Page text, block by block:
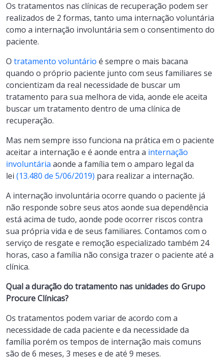
Os tratamentos nas clínicas de recuperação podem ser
realizados de 2 formas, tanto uma internação voluntária
como a internação involuntária sem o consentimento do
paciente.
O tratamento voluntário é sempre o mais bacana
quando o próprio paciente junto com seus familiares se
concientizam da real necessidade de buscar um
tratamento para sua melhora de vida, aonde ele aceita
buscar um tratamento dentro de uma clínica de
recuperação.
Mas nem sempre isso funciona na prática em o paciente
aceitar a internação e é aonde entra a internação
involuntária aonde a família tem o amparo legal da
lei (13.480 de 5/06/2019) para realizar a internação.
A internação involuntária ocorre quando o paciente já
não responde sobre seus atos aonde sua dependência
está acima de tudo, aonde pode ocorrer riscos contra
sua própria vida e de seus familiares. Contamos com o
serviço de resgate e remoção especializado também 24
horas, caso a família não consiga trazer o paciente até a
clínica.
Qual a duração do tratamento nas unidades do Grupo
Procure Clínicas?
Os tratamentos podem variar de acordo com a
necessidade de cada paciente e da necessidade da
família porém os tempos de internação mais comuns
são de 6 meses, 3 meses e de até 9 meses.